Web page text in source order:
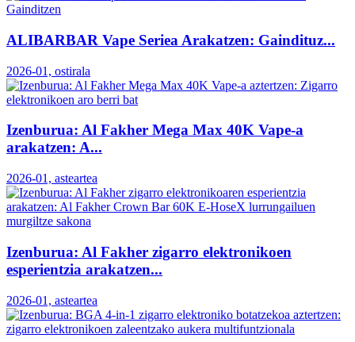
ALIBARBAR Vape Seriea Arakatzen: Gaindituz...
2026-01, ostirala
Izenburua: Al Fakher Mega Max 40K Vape-a
arakatzen: A...
2026-01, asteartea
Izenburua: Al Fakher zigarro elektronikoen
esperientzia arakatzen...
2026-01, asteartea